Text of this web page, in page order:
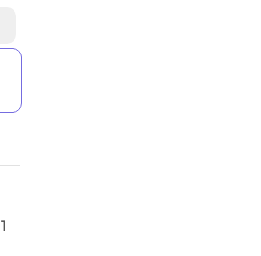
1